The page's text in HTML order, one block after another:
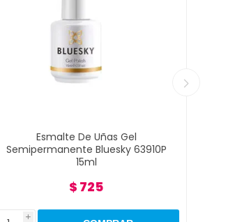
Esmalte De Uñas Gel
Semipermanente Bluesky 63910P
15ml
$ 725